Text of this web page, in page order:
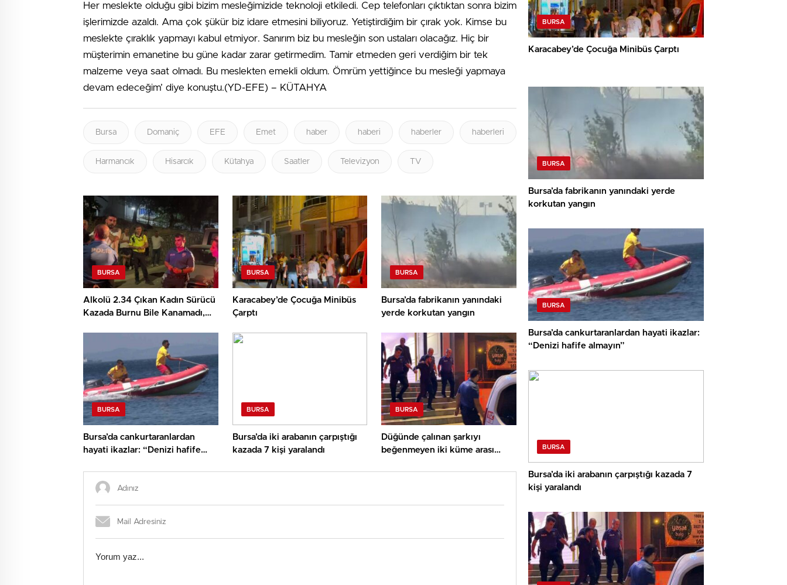
Her meslekte olduğu gibi bizim mesleğimizide teknoloji etkiledi. Cep telefonları çıktıktan sonra bizim
işlerimizde azaldı. Ama çok şükür biz idare etmesini biliyoruz. Yetiştirdiğim bir çırak yok. Kimse bu
meslekte çıraklık yapmayı kabul etmiyor. Sanırım biz bu mesleğin son ustaları olacağız. Hiç bir
müşterimin emanetine bu güne kadar zarar getirmedim. Tamir etmeden geri verdiğim bir tek
malzeme veya saat olmadı. Bu meslekten emekli oldum. Ömrüm yettiğince bu mesleği yapmaya
devam edeceğim’ diye konuştu.(YD-EFE) – KÜTAHYA
Bursa Domaniç EFE Emet haber haberi haberler haberleri
Harmancık Hisarcık Kütahya Saatler Televizyon TV
BURSA
Alkolü 2.34 Çıkan Kadın Sürücü
Kazada Burnu Bile Kanamadı,
BURSA
Karacabey’de Çocuğa Minibüs
Çarptı
BURSA
Bursa’da fabrikanın yanındaki
yerde korkutan yangın
BURSA
Bursa’da cankurtaranlardan
hayati ikazlar: “Denizi hafife
BURSA
Bursa’da iki arabanın çarpıştığı
kazada 7 kişi yaralandı
BURSA
Düğünde çalınan şarkıyı
beğenmeyen iki küme arası
BURSA
Karacabey’de Çocuğa Minibüs Çarptı
BURSA
Bursa’da fabrikanın yanındaki yerde
korkutan yangın
BURSA
Bursa’da cankurtaranlardan hayati ikazlar:
“Denizi hafife almayın”
BURSA
Bursa’da iki arabanın çarpıştığı kazada 7
kişi yaralandı